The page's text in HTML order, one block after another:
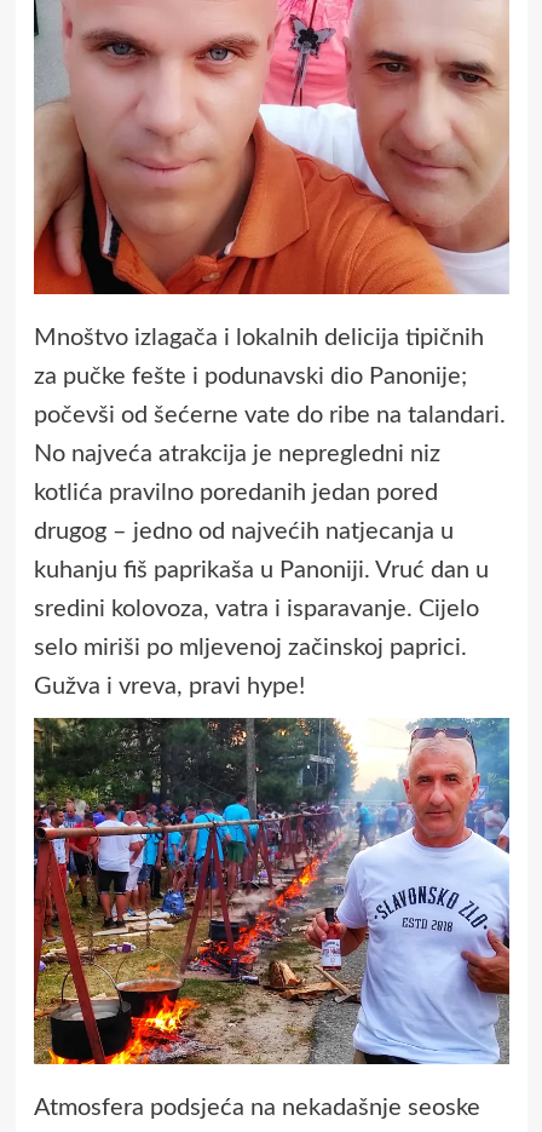
Mnoštvo izlagača i lokalnih delicija tipičnih
za pučke fešte i podunavski dio Panonije;
počevši od šećerne vate do ribe na talandari.
No najveća atrakcija je nepregledni niz
kotlića pravilno poredanih jedan pored
drugog – jedno od najvećih natjecanja u
kuhanju fiš paprikaša u Panoniji. Vruć dan u
sredini kolovoza, vatra i isparavanje. Cijelo
selo miriši po mljevenoj začinskoj paprici.
Gužva i vreva, pravi hype!
Atmosfera podsjeća na nekadašnje seoske